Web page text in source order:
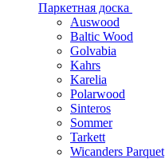
Паркетная доска
Auswood
Baltic Wood
Golvabia
Kahrs
Karelia
Polarwood
Sinteros
Sommer
Tarkett
Wicanders Parquet